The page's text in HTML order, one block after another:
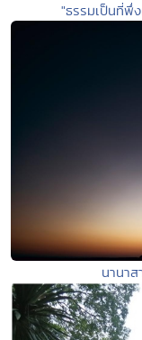
"ธรรมเป็นที่พึ่
นานาส